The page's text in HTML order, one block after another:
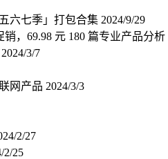
六七季」打包合集 2024/9/29
销，69.98 元 180 篇专业产品分析
2024/3/7
网产品 2024/3/3
2/27
2/25